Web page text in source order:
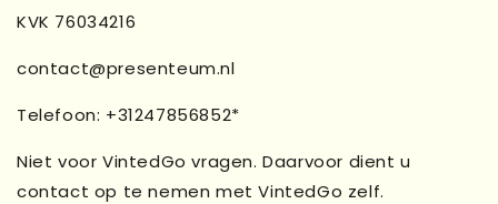
KVK 76034216
contact@presenteum.nl
Telefoon: +31247856852*
Niet voor VintedGo vragen. Daarvoor dient u
contact op te nemen met VintedGo zelf.